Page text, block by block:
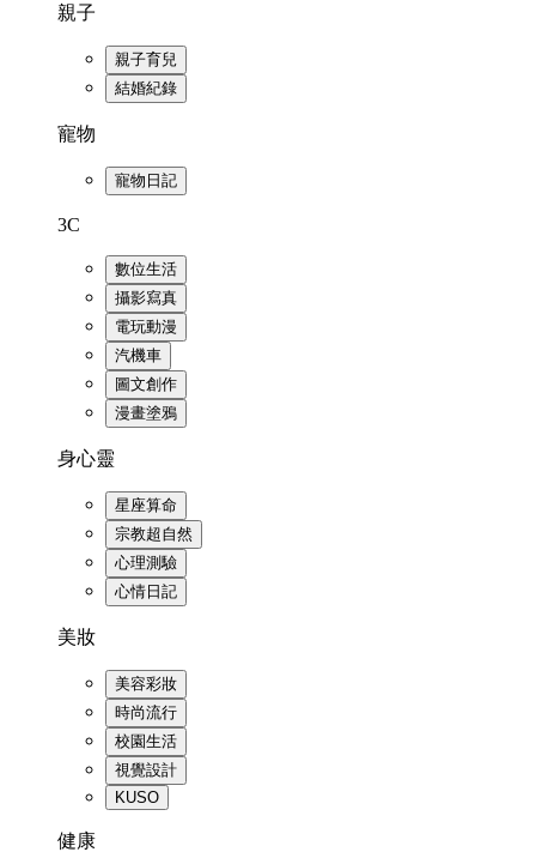
親子
親子育兒
結婚紀錄
寵物
寵物日記
3C
數位生活
攝影寫真
電玩動漫
汽機車
圖文創作
漫畫塗鴉
身心靈
星座算命
宗教超自然
心理測驗
心情日記
美妝
美容彩妝
時尚流行
校園生活
視覺設計
KUSO
健康